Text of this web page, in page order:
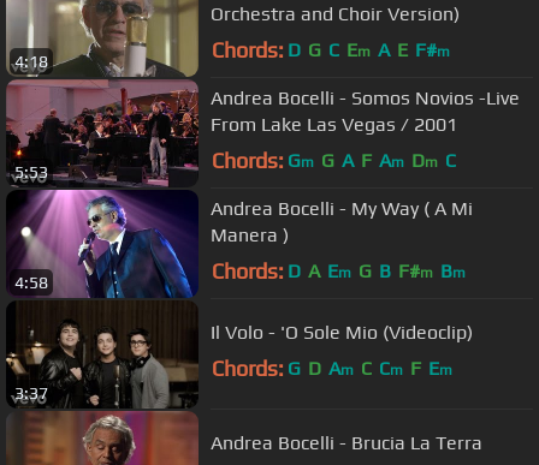
4:18
Orchestra and Choir Version)
Chords: D G C Em A E F#m
5:53
Andrea Bocelli - Somos Novios -Live
From Lake Las Vegas / 2001
Chords: Gm G A F Am Dm C
4:58
Andrea Bocelli - My Way ( A Mi
Manera )
Chords: D A Em G B F#m Bm
3:37
Il Volo - 'O Sole Mio (Videoclip)
Chords: G D Am C Cm F Em
Andrea Bocelli - Brucia La Terra